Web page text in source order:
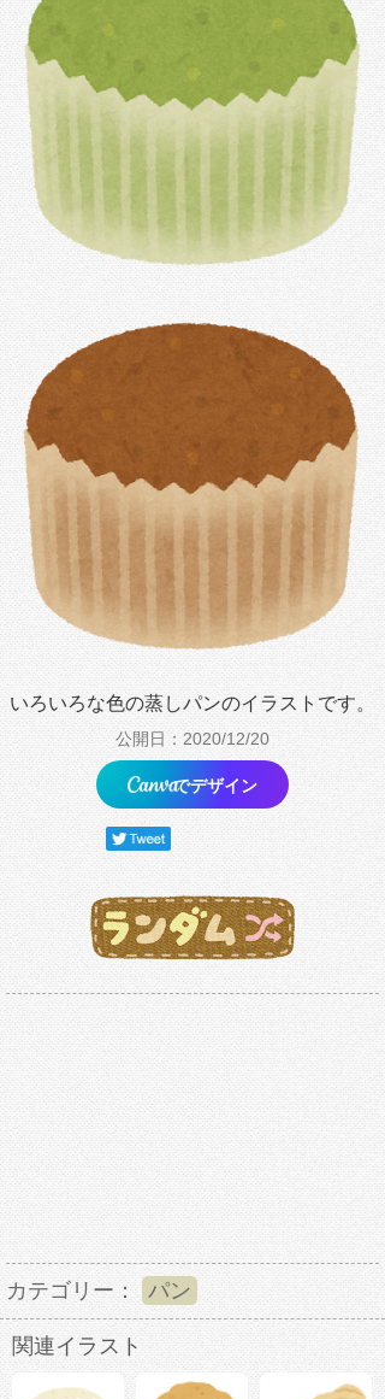
いろいろな色の蒸しパンのイラストです。
公開日：2020/12/20
でデザイン
カテゴリー： パン
関連イラスト